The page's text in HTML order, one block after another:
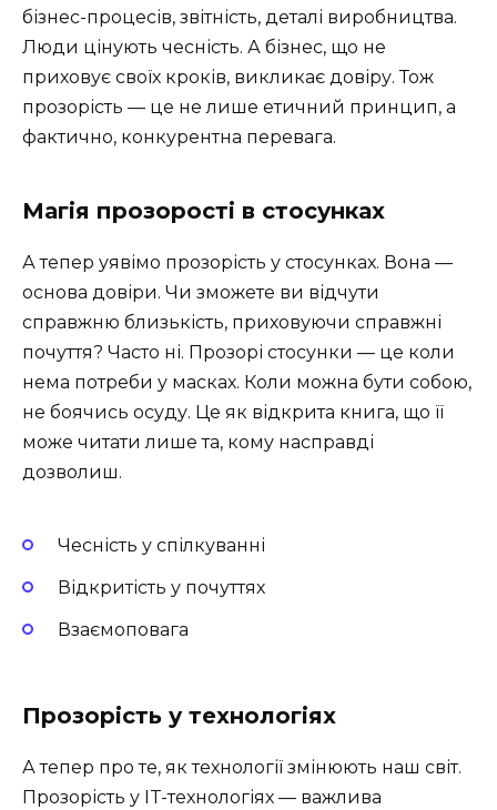
бізнес-процесів, звітність, деталі виробництва.
Люди цінують чесність. А бізнес, що не
приховує своїх кроків, викликає довіру. Тож
прозорість — це не лише етичний принцип, а
фактично, конкурентна перевага.
Магія прозорості в стосунках
А тепер уявімо прозорість у стосунках. Вона —
основа довіри. Чи зможете ви відчути
справжню близькість, приховуючи справжні
почуття? Часто ні. Прозорі стосунки — це коли
нема потреби у масках. Коли можна бути собою,
не боячись осуду. Це як відкрита книга, що її
може читати лише та, кому насправді
дозволиш.
Чесність у спілкуванні
Відкритість у почуттях
Взаємоповага
Прозорість у технологіях
А тепер про те, як технології змінюють наш світ.
Прозорість у IT-технологіях — важлива